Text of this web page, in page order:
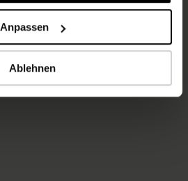
Anpassen
Ablehnen